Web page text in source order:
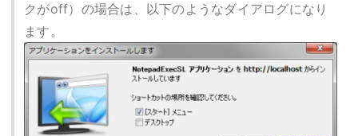
クがoff）の場合は、以下のようなダイアログになり
ます。